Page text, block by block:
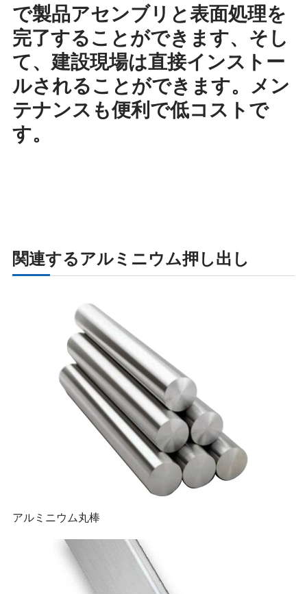
で製品アセンブリと表面処理を
完了することができます、そし
て、建設現場は直接インストー
ルされることができます。メン
テナンスも便利で低コストで
す。
関連するアルミニウム押し出し
アルミニウム丸棒